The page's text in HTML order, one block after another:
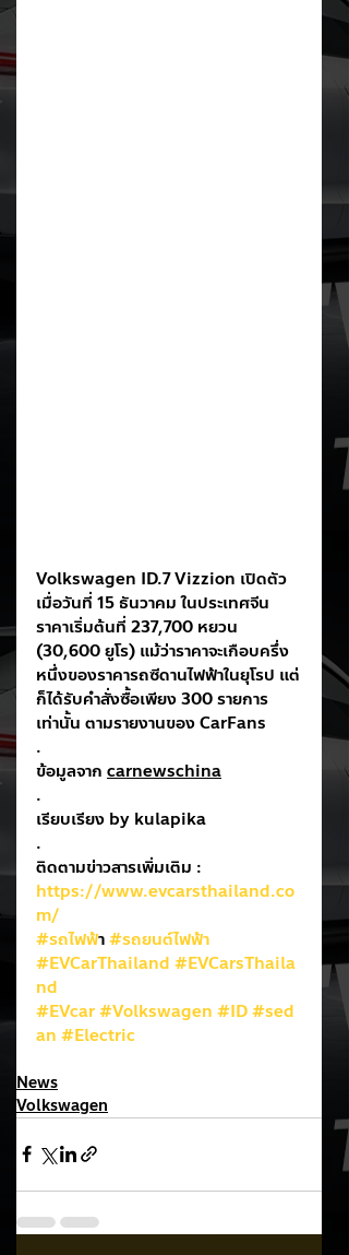
Volkswagen ID.7 Vizzion เปิดตัว
เมื่อวันที่ 15 ธันวาคม ในประเทศจีน
ราคาเริ่มต้นที่ 237,700 หยวน
(30,600 ยูโร) แม้ว่าราคาจะเกือบครึ่ง
หนึ่งของราคารถซีดานไฟฟ้าในยุโรป แต่
ก็ได้รับคำสั่งซื้อเพียง 300 รายการ
เท่านั้น ตามรายงานของ CarFans
.
ข้อมูลจาก carnewschina
.
เรียบเรียง by kulapika
.
ติดตามข่าวสารเพิ่มเติม :
https://www.evcarsthailand.co
m/
#รถไฟฟ้า #รถยนต์ไฟฟ้า
#EVCarThailand #EVCarsThaila
nd
#EVcar#Volkswagen #ID#sed
an #Electric
News
Volkswagen